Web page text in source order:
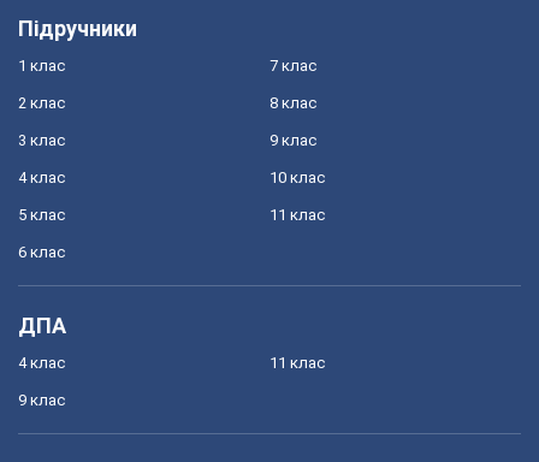
Підручники
1 клас
2 клас
3 клас
4 клас
5 клас
6 клас
7 клас
8 клас
9 клас
10 клас
11 клас
ДПА
4 клас
9 клас
11 клас